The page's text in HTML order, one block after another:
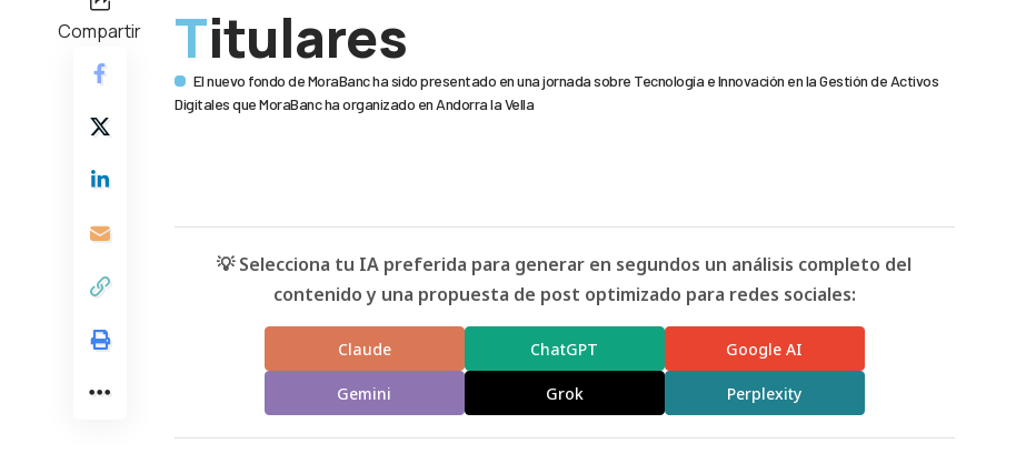
Compartir Titulares
El nuevo fondo de MoraBanc ha sido presentado en una jornada sobre Tecnología e Innovación en la Gestión de Activos
Digitales que MoraBanc ha organizado en Andorra la Vella
💡 Selecciona tu IA preferida para generar en segundos un análisis completo del
contenido y una propuesta de post optimizado para redes sociales:
Claude ChatGPT Google AI
Gemini Grok Perplexity